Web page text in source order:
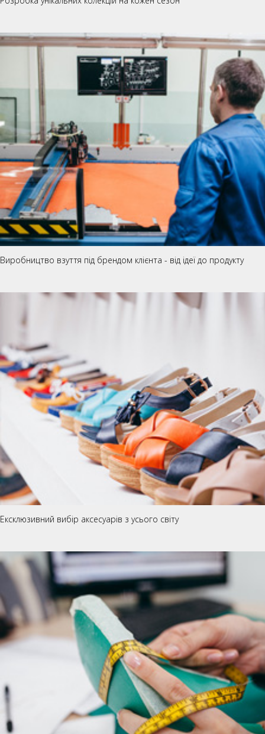
Виробництво взуття під брендом клієнта - від ідеї до продукту
Ексклюзивний вибір аксесуарів з усього світу